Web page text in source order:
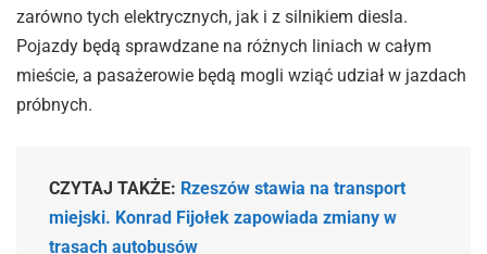
zarówno tych elektrycznych, jak i z silnikiem diesla.
Pojazdy będą sprawdzane na różnych liniach w całym
mieście, a pasażerowie będą mogli wziąć udział w jazdach
próbnych.
CZYTAJ TAKŻE: Rzeszów stawia na transport
miejski. Konrad Fijołek zapowiada zmiany w
trasach autobusów